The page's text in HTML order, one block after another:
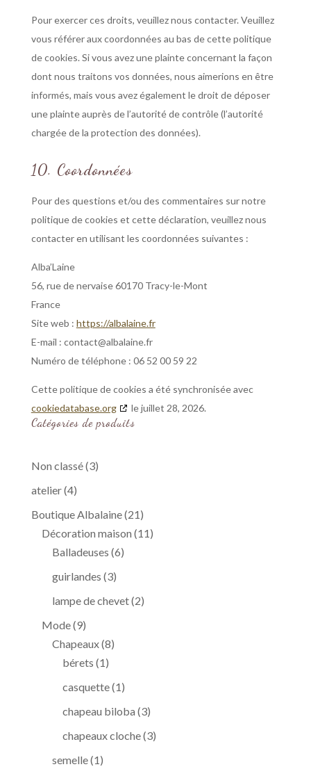
Pour exercer ces droits, veuillez nous contacter. Veuillez
vous référer aux coordonnées au bas de cette politique
de cookies. Si vous avez une plainte concernant la façon
dont nous traitons vos données, nous aimerions en être
informés, mais vous avez également le droit de déposer
une plainte auprès de l’autorité de contrôle (l’autorité
chargée de la protection des données).
10. Coordonnées
Pour des questions et/ou des commentaires sur notre
politique de cookies et cette déclaration, veuillez nous
contacter en utilisant les coordonnées suivantes :
Alba’Laine
56, rue de nervaise 60170 Tracy-le-Mont
France
Site web : https://albalaine.fr
E-mail : contact@albalaine.fr
Numéro de téléphone : 06 52 00 59 22
Cette politique de cookies a été synchronisée avec
cookiedatabase.org
le juillet 28, 2026.
Catégories de produits
Non classé 33
atelier 44
produits
Boutique Albalaine 2121
produits
Décoration maison 1111
Balladeuses 66
guirlandes 33
produits
lampe de chevet 22
Mode 99
produits
Chapeaux 88
bérets 11
produit
casquette 11
produit
chapeau biloba 33
produits
chapeaux cloche 33
semelle 11